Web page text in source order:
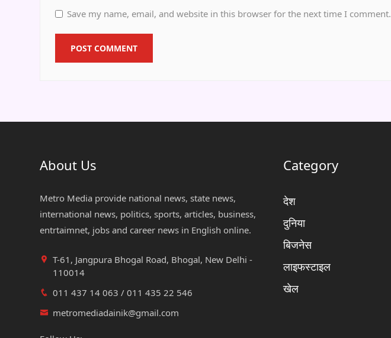
Save my name, email, and website in this browser for the next time I comment.
About Us
Metro Media provide national news, state news,
international news, politics, sports, articles, business,
entrtaimnet, jobs and career news in English online.
T-61, Jangpura Bhogal Road, Bhogal, New Delhi -
110014
011 437 14 063 / 011 435 22 546
metromediadainik@gmail.com
Category
देश
दुनिया
बिजनेस
लाइफस्टाइल
खेल